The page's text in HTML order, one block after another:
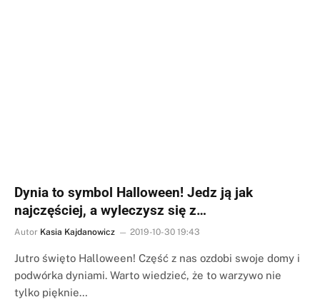
Dynia to symbol Halloween! Jedz ją jak
najczęściej, a wyleczysz się z…
Autor Kasia Kajdanowicz 2019-10-30 19:43
Jutro święto Halloween! Część z nas ozdobi swoje domy i
podwórka dyniami. Warto wiedzieć, że to warzywo nie
tylko pięknie…